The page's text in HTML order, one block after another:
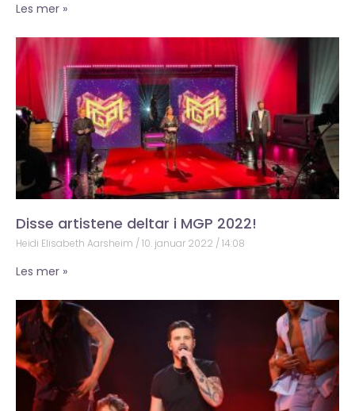
Les mer »
Disse artistene deltar i MGP 2022!
Heidi Elisabeth Aarsheim 10. januar 2022 14:08
Les mer »